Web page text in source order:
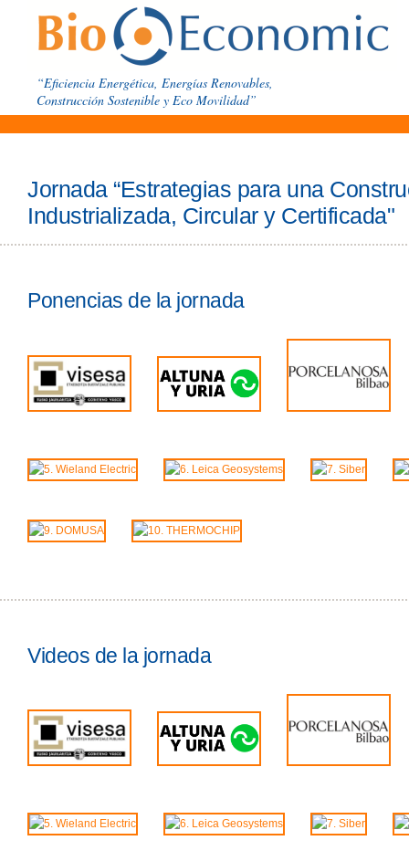
“Eficiencia Energética, Energías Renovables,
Construcción Sostenible y Eco Movilidad”
Jornada “Estrategias para una
Industrializada, Circular y Certificada"
Ponencias de la jornada
Videos de la jornada